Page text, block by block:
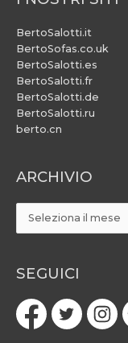
BertoSalotti.it
BertoSofas.co.uk
BertoSalotti.es
BertoSalotti.fr
BertoSalotti.de
BertoSalotti.ru
berto.cn
ARCHIVIO
ARCHIVIO
SEGUICI